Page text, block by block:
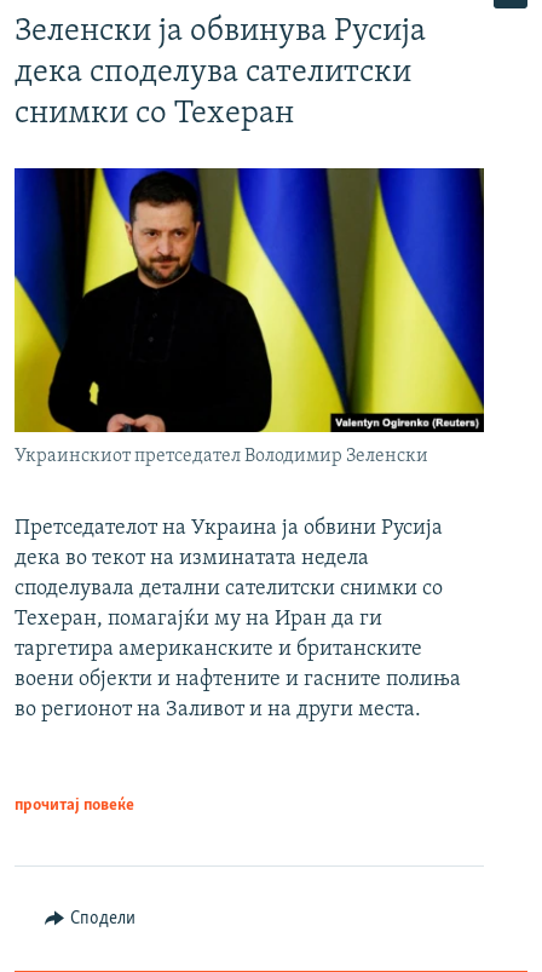
Зеленски ја обвинува Русија
дека споделува сателитски
снимки со Техеран
Украинскиот претседател Володимир Зеленски
Претседателот на Украина ја обвини Русија
дека во текот на изминатата недела
споделувала детални сателитски снимки со
Техеран, помагајќи му на Иран да ги
таргетира американските и британските
воени објекти и нафтените и гасните полиња
во регионот на Заливот и на други места.
прочитај повеќе
Сподели